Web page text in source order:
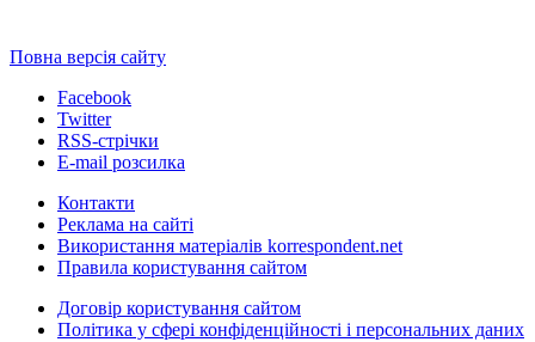
Повна версія сайту
Facebook
Twitter
RSS-стрічки
E-mail розсилка
Контакти
Реклама на сайті
Використання матеріалів korrespondent.net
Правила користування сайтом
Договір користування сайтом
Політика у сфері конфіденційності і персональних даних